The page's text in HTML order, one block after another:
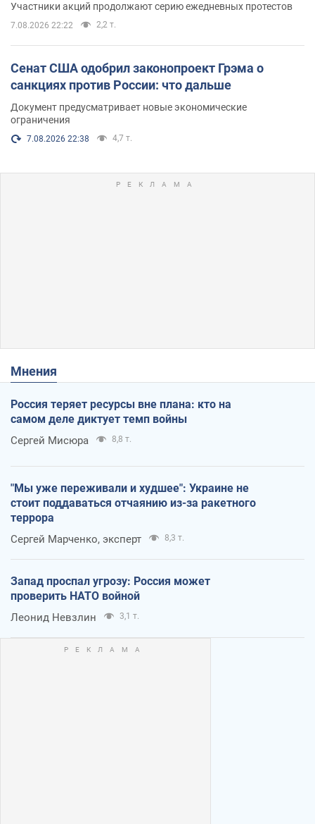
Участники акций продолжают серию ежедневных протестов
7.08.2026 22:22 2,2 т.
Сенат США одобрил законопроект Грэма о
санкциях против России: что дальше
Документ предусматривает новые экономические
ограничения
7.08.2026 22:38 4,7 т.
Мнения
Россия теряет ресурсы вне плана: кто на
самом деле диктует темп войны
Сергей Мисюра 8,8 т.
"Мы уже переживали и худшее": Украине не
стоит поддаваться отчаянию из-за ракетного
террора
Сергей Марченко, эксперт 8,3 т.
Запад проспал угрозу: Россия может
проверить НАТО войной
Леонид Невзлин 3,1 т.